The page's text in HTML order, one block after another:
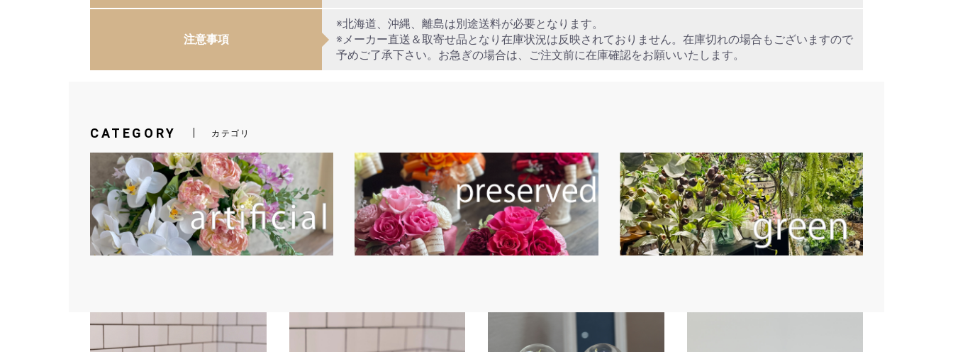
注意事項
※北海道、沖縄、離島は別途送料が必要となります。
※メーカー直送＆取寄せ品となり在庫状況は反映されておりません。在庫切れの場合もございますので
予めご了承下さい。お急ぎの場合は、ご注文前に在庫確認をお願いいたします。
CATEGORY カテゴリ